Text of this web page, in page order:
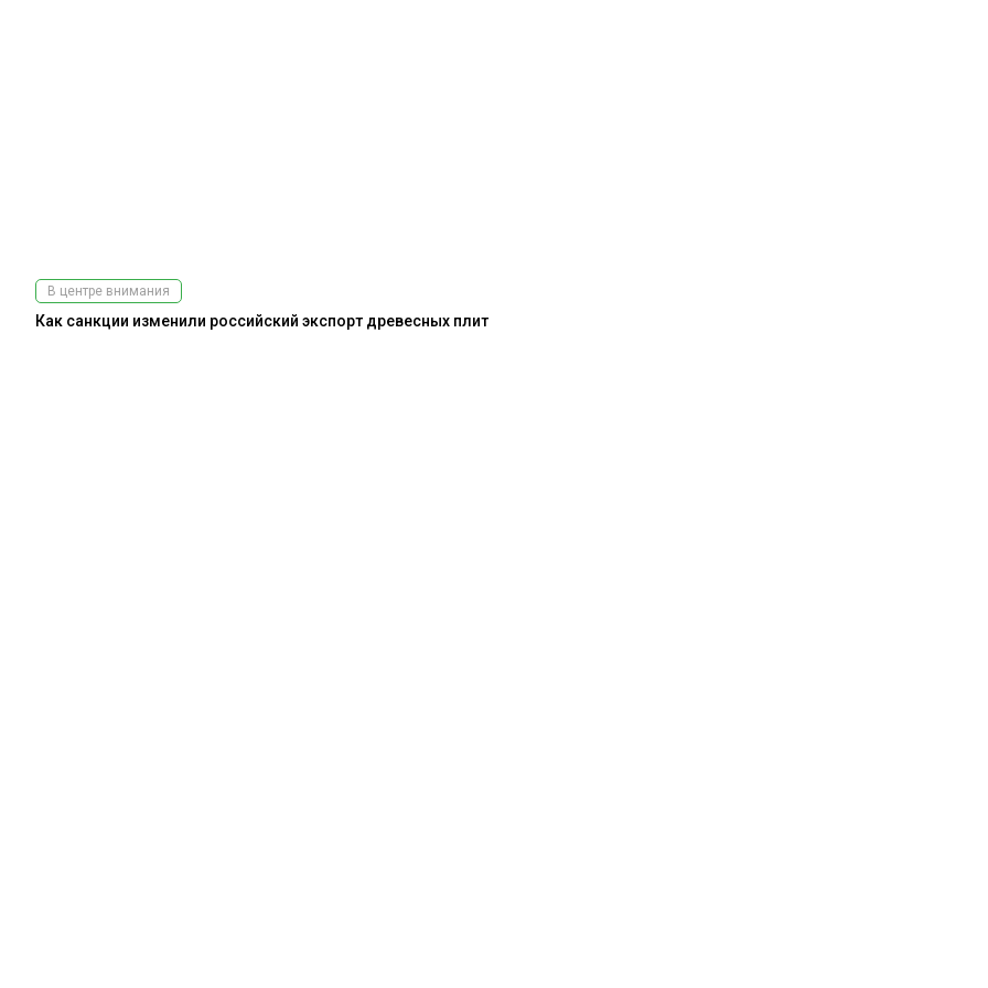
В центре внимания
Как санкции изменили российский экспорт древесных плит